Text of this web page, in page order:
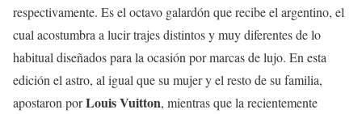
respectivamente. Es el octavo galardón que recibe el argentino, el
cual acostumbra a lucir trajes distintos y muy diferentes de lo
habitual diseñados para la ocasión por marcas de lujo. En esta
edición el astro, al igual que su mujer y el resto de su familia,
apostaron porLouis Vuitton, mientras que la recientemente